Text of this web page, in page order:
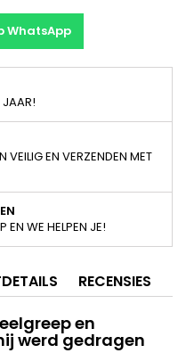
WhatsApp
JAAR!
VEILIG EN VERZENDEN MET
EN WE HELPEN JE!
RECENSIES
en
werd gedragen